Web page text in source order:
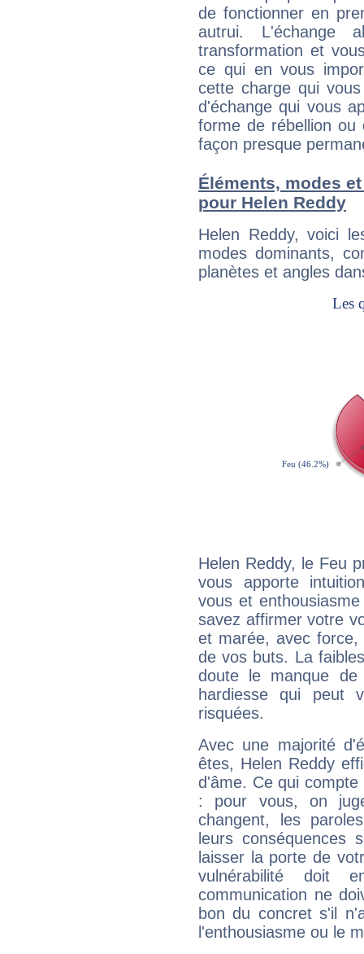
de fonctionner en
autrui. L'échange
transformation et
ce qui en vous
cette charge qui
d'échange qui vous
forme de rébellion ou
façon presque
Éléments, modes
pour Helen Reddy
Helen Reddy, voici
modes dominants,
planètes et angles
Helen Reddy, le Feu
vous apporte
vous et
savez affirmer votre
et marée, avec
de vos buts. La
doute le manque
hardiesse qui peut
risquées.
Avec une majorité
êtes, Helen Reddy
d'âme. Ce qui
: pour vous, on
changent, les
leurs conséquences
laisser la porte de
vulnérabilité doit
communication ne
bon du concret s'il
l'enthousiasme ou le